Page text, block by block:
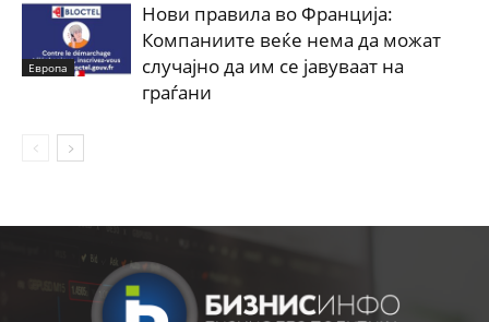
Европа
Нови правила во Франција:
Компаниите веќе нема да можат
случајно да им се јавуваат на
граѓани